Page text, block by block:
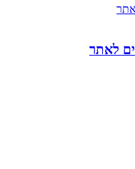
לאתר